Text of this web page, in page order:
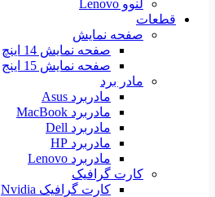
لنوو Lenovo
قطعات
صفحه نمایش
صفحه نمایش 14 اینچ
صفحه نمایش 15 اینج
مادر برد
مادربرد Asus
مادربرد MacBook
مادربرد Dell
مادربرد HP
مادربرد Lenovo
کارت گرافیک
کارت گرافیک Nvidia